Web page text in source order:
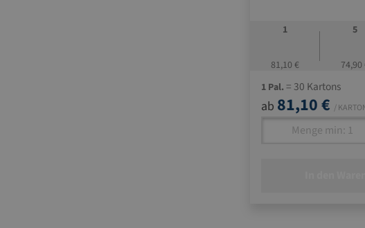
1
81,10 €
5
74,90
1 Pal. = 30 Kartons
ab 81,10 € /